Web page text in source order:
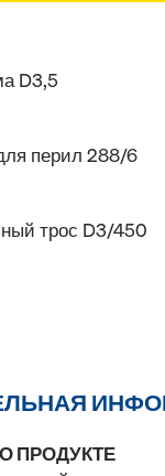
D3,5
перил 288/6
трос D3/450
ПРОДУКТЕ